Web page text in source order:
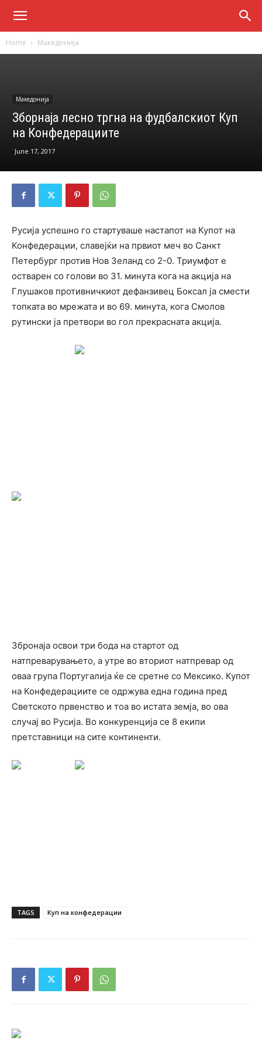
Home Македонија
Македонија
Зборнаја лесно тргна на фудбалскиот Куп
на Конфедерациите
June 17, 2017
Русија успешно го стартуваше настапот на Купот на
Конфедерации, славејќи на првиот меч во Санкт
Петербург против Нов Зеланд со 2-0. Триумфот е
остварен со голови во 31. минута кога на акција на
Глушаков противничкиот дефанзивец Боксал ја смести
топката во мрежата и во 69. минута, кога Смолов
рутински ја претвори во гол прекрасната акција.
Збронаја освои три бода на стартот од
натпреварувањето, а утре во вториот натпревар од
оваа група Португалија ќе се сретне со Мексико. Купот
на Конфедерациите се одржува една година пред
Светското првенство и тоа во истата земја, во ова
случај во Русија. Во конкуренција се 8 екипи
претставници на сите континенти.
TAGS Куп на конфедерации